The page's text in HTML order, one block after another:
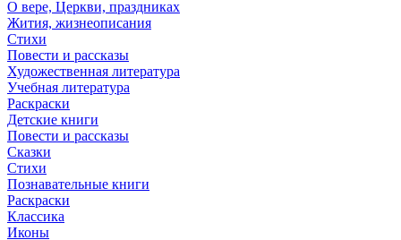
О вере, Церкви, праздниках
Жития, жизнеописания
Стихи
Повести и рассказы
Художественная литература
Учебная литература
Раскраски
Детские книги
Повести и рассказы
Сказки
Стихи
Познавательные книги
Раскраски
Классика
Иконы